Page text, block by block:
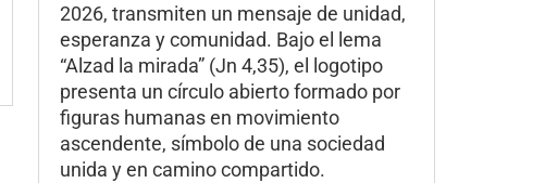
2026, transmiten un mensaje de unidad,
esperanza y comunidad. Bajo el lema
“Alzad la mirada” (Jn 4,35), el logotipo
presenta un círculo abierto formado por
figuras humanas en movimiento
ascendente, símbolo de una sociedad
unida y en camino compartido.